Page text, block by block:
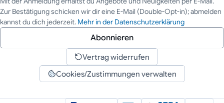
Deine E-Mail-Adresse
Zur Bestätigung schicken wir dir eine E-Mail (Double-Opt-in); abmelden
kannst du dich jederzeit. Mehr in der Datenschutzerklärung
Abonnieren
Vertrag widerrufen
Cookies/Zustimmungen verwalten